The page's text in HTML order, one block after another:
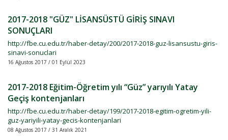
2017-2018 "GÜZ" LİSANSÜSTÜ GİRİŞ SINAVI
SONUÇLARI
http://fbe.cu.edu.tr/haber-detay/200/2017-2018-guz-lisansustu-giris-
sinavi-sonuclari
16 Ağustos 2017 / 01 Eylül 2023
2017-2018 Eğitim-Öğretim yılı “Güz” yarıyılı Yatay
Geçiş kontenjanları
http://fbe.cu.edu.tr/haber-detay/199/2017-2018-egitim-ogretim-yili-
guz-yariyili-yatay-gecis-kontenjanlari
08 Ağustos 2017 / 31 Aralık 2021